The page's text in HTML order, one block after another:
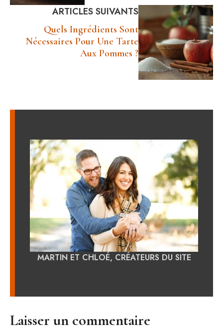
ARTICLES SUIVANTS
Quels Ingrédients Sont
Nécessaires Pour Une Tarte
Aux Pommes ​?
MARTIN ET CHLOÉ, CRÉATEURS DU SITE
Laisser un commentaire